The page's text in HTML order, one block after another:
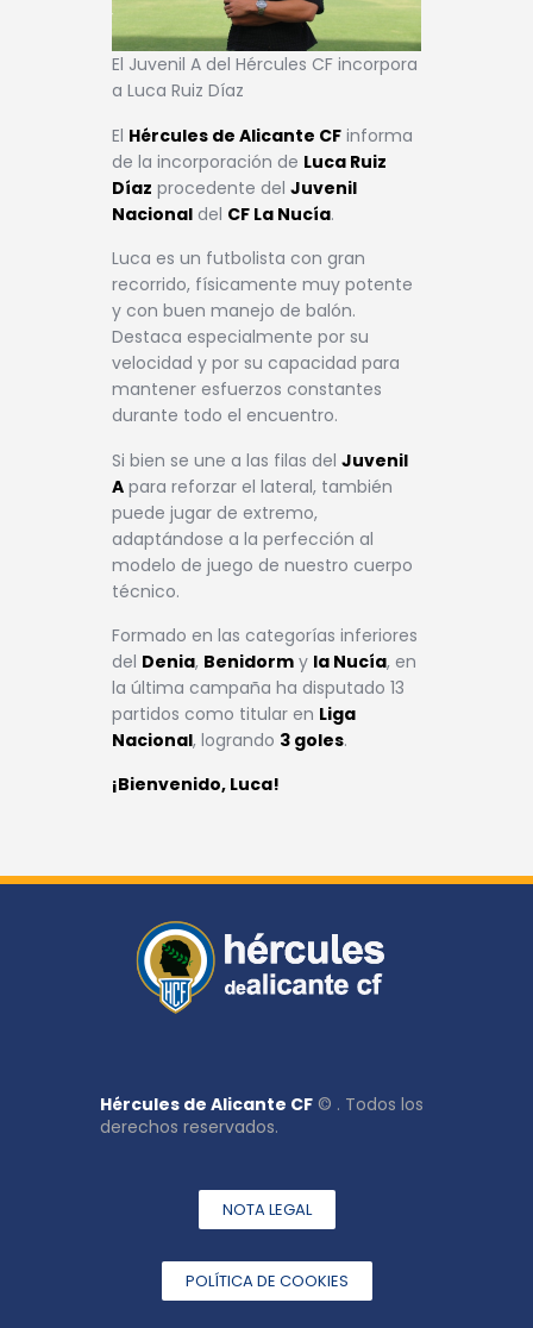
El Juvenil A del Hércules CF incorpora
a Luca Ruiz Díaz
El Hércules de Alicante CF informa
de la incorporación de Luca Ruiz
Díaz procedente del Juvenil
Nacional del CF La Nucía.
Luca es un futbolista con gran
recorrido, físicamente muy potente
y con buen manejo de balón.
Destaca especialmente por su
velocidad y por su capacidad para
mantener esfuerzos constantes
durante todo el encuentro.
Si bien se une a las filas del Juvenil
A para reforzar el lateral, también
puede jugar de extremo,
adaptándose a la perfección al
modelo de juego de nuestro cuerpo
técnico.
Formado en las categorías inferiores
del Denia, Benidorm y la Nucía, en
la última campaña ha disputado 13
partidos como titular en Liga
Nacional, logrando 3 goles.
¡Bienvenido, Luca!
Hércules de Alicante CF © . Todos los
derechos reservados.
NOTA LEGAL
POLÍTICA DE COOKIES